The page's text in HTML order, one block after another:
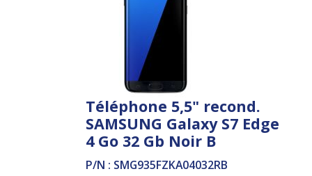
Téléphone 5,5" recond.
SAMSUNG Galaxy S7 Edge
4 Go 32 Gb Noir B
P/N : SMG935FZKA04032RB